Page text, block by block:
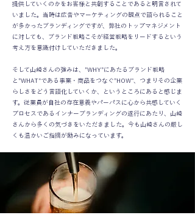
提供していくのかをお客様と共創することであると明言されて
いました。当時は広告やマーケティングの観点で語られること
が多かったブランディングですが、弊社のトップマネジメント
に対しても、ブランド戦略こそが経営戦略をリードするという
考え方を意識付けしていただきました。
そして山崎さんの強みは、”WHY”にあたるブランド戦略
と”WHAT"である事業・商品をつなぐ”HOW"、つまりその企業
らしさをどう言語化していくか、というところにあると感じま
す。従業員が自社の存在意義やパーパスに心から共感していく
プロセスであるインナーブランディングの遂行にあたり、山崎
さんから多くの気づきをいただきました。今も山崎さんの厳し
くも温かいご指摘が励みになっています。